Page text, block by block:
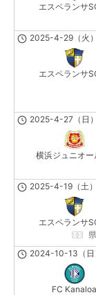
エスペランサ
2025-4-29（火）
エスペランサ
2025-4-27（日）
横浜ジュニオ
2025-4-19（土）
エスペランサ
2024-10-13（日
FC Kanaloa